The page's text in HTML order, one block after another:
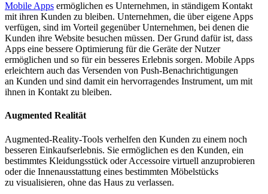
Mobile Apps ermöglichen es Unternehmen, in ständigem Kontakt
mit ihren Kunden zu bleiben. Unternehmen, die über eigene Apps
verfügen, sind im Vorteil gegenüber Unternehmen, bei denen die
Kunden ihre Website besuchen müssen. Der Grund dafür ist, dass
Apps eine bessere Optimierung für die Geräte der Nutzer
ermöglichen und so für ein besseres Erlebnis sorgen. Mobile Apps
erleichtern auch das Versenden von Push-Benachrichtigungen
an Kunden und sind damit ein hervorragendes Instrument, um mit
ihnen in Kontakt zu bleiben.
Augmented Realität
Augmented-Reality-Tools verhelfen den Kunden zu einem noch
besseren Einkaufserlebnis. Sie ermöglichen es den Kunden, ein
bestimmtes Kleidungsstück oder Accessoire virtuell anzuprobieren
oder die Innenausstattung eines bestimmten Möbelstücks
zu visualisieren, ohne das Haus zu verlassen.